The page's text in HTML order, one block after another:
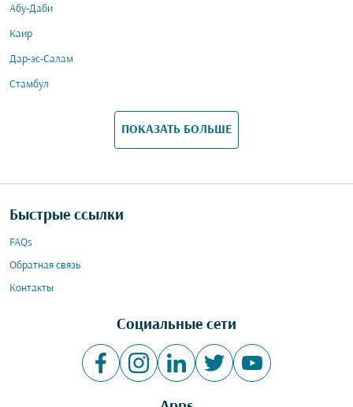
Абу-Даби
Каир
Дар-эс-Салам
Стамбул
ПОКАЗАТЬ БОЛЬШЕ
Быстрые ссылки
FAQs
Обратная связь
Контакты
Социальные сети